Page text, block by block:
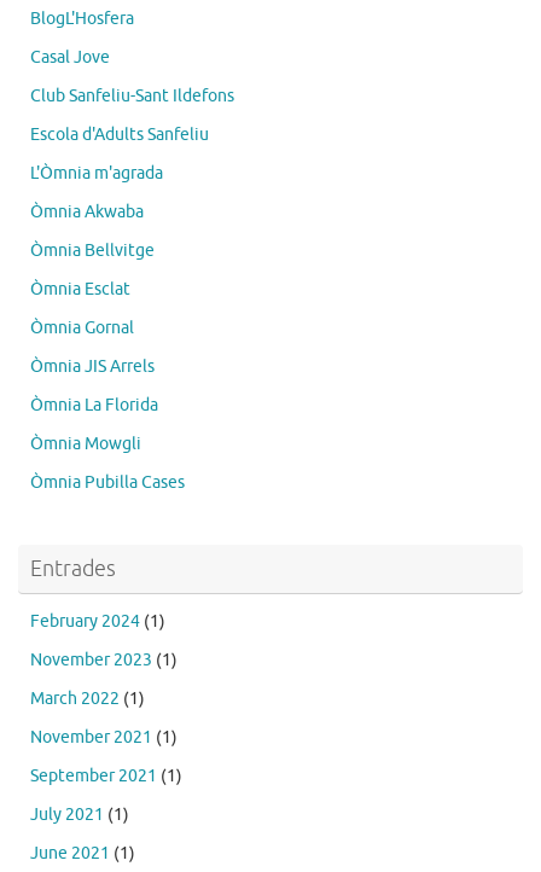
BlogL'Hosfera
Casal Jove
Club Sanfeliu-Sant Ildefons
Escola d'Adults Sanfeliu
L'Òmnia m'agrada
Òmnia Akwaba
Òmnia Bellvitge
Òmnia Esclat
Òmnia Gornal
Òmnia JIS Arrels
Òmnia La Florida
Òmnia Mowgli
Òmnia Pubilla Cases
Entrades
February 2024 (1)
November 2023 (1)
March 2022 (1)
November 2021 (1)
September 2021 (1)
July 2021 (1)
June 2021 (1)